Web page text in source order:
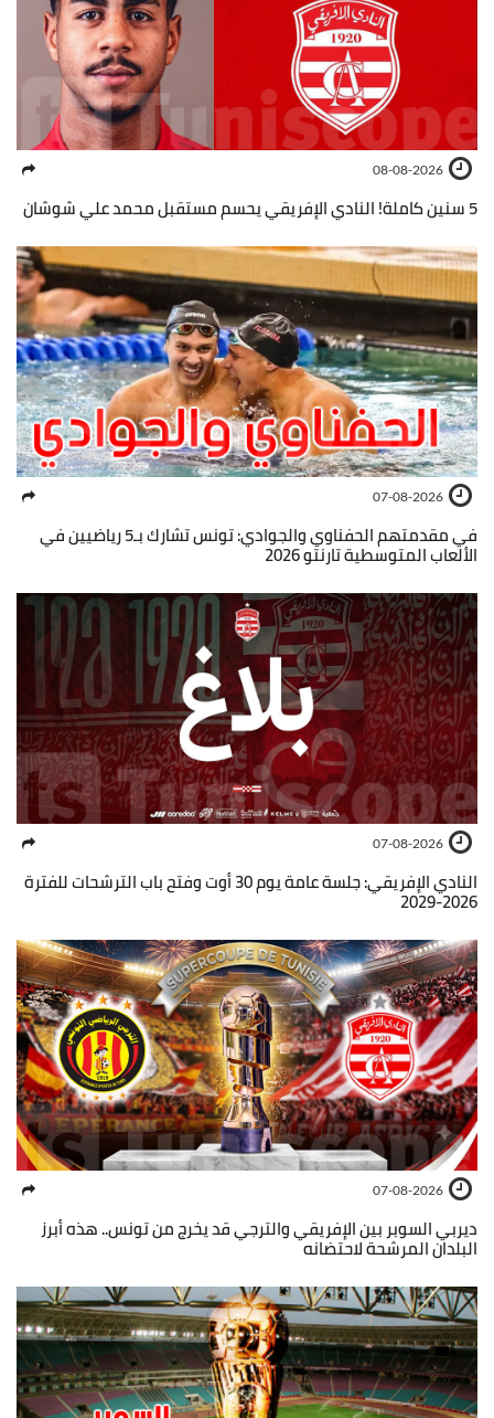
08-08-2026
5 سنين كاملة! النادي الإفريقي يحسم مستقبل محمد علي شوشان
07-08-2026
في مقدمتهم الحفناوي والجوادي: تونس تشارك بـ5 رياضيين في
الألعاب المتوسطية تارنتو 2026
07-08-2026
النادي الإفريقي: جلسة عامة يوم 30 أوت وفتح باب الترشحات للفترة
2026-2029
07-08-2026
ديربي السوبر بين الإفريقي والترجي قد يخرج من تونس.. هذه أبرز
البلدان المرشحة لاحتضانه